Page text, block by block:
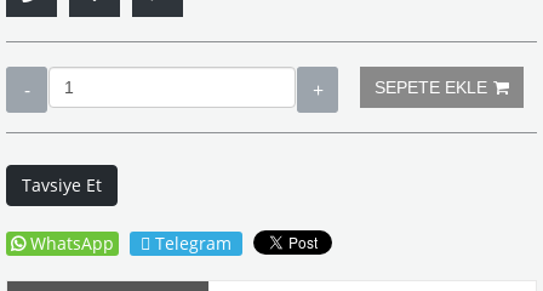
Tavsiye Et
WhatsApp Telegram